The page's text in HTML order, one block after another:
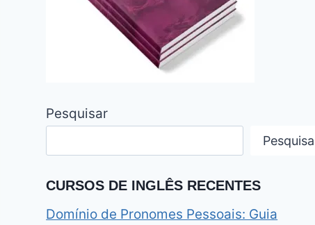
Pesquisar
CURSOS DE INGLÊS RECENTES
Domínio de Pronomes Pessoais: Guia